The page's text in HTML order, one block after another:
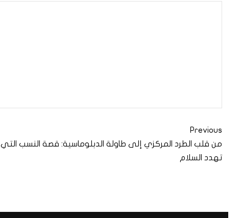
Previous
من قلب الطرد المركزي إلى طاولة الدبلوماسية: قصة النسب التي
تهدد السلام